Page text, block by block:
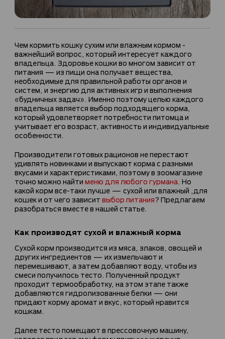
Чем кормить кошку сухим или влажным кормом -
важнейший вопрос, который интересует каждого
владельца. Здоровье кошки во многом зависит от
питания — из пищи она получает вещества,
необходимые для правильной работы органов и
систем, и энергию для активных игр и выполнения
«будничных задач». Именно поэтому целью каждого
владельца является выбор подходящего корма,
который удовлетворяет потребности питомца и
учитывает его возраст, активность и индивидуальные
особенности.
Производители готовых рационов не перестают
удивлять новинками и выпускают корма с разными
вкусами и характеристиками, поэтому в зоомагазине
точно можно найти меню для любого гурмана . Но
какой корм все-таки лучше — сухой или влажный ,для
кошек и от чего зависит выбор питания? Предлагаем
разобраться вместе в нашей статье.
Как производят сухой и влажный корма
Сухой корм производится из мяса, злаков, овощей и
других ингредиентов — их измельчают и
перемешивают, а затем добавляют воду, чтобы из
смеси получилось тесто. Полученный продукт
проходит термообработку, на этом этапе также
добавляются гидролизованные белки — они
придают корму аромат и вкус, который нравится
кошкам.
Далее тесто помещают в прессовочную машину,